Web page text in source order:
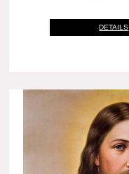
DETAILS